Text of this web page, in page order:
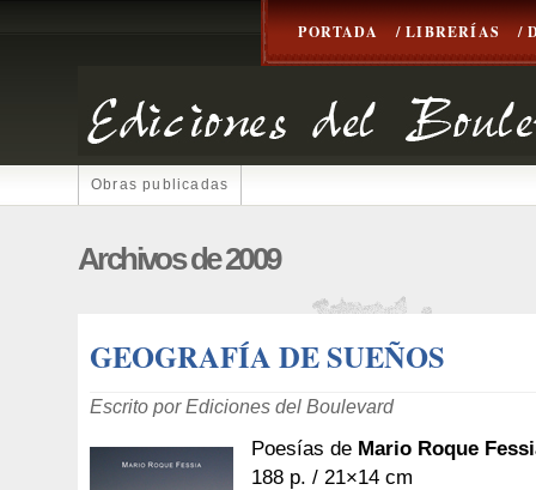
PORTADA / LIBRERÍAS /
Obras publicadas
Archivos de 2009
GEOGRAFÍA DE SUEÑOS
Escrito por Ediciones del Boulevard
Poesías de Mario Roque
188 p. / 21×14 cm